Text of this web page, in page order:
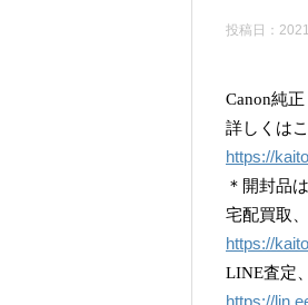
投稿日：
Canon純
詳しくは
https://
＊開封品
宅配買取
https://
LINE査定